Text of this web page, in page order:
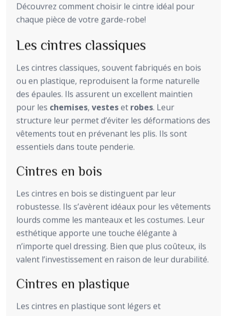
Découvrez comment choisir le cintre idéal pour
chaque pièce de votre garde-robe!
Les cintres classiques
Les cintres classiques, souvent fabriqués en bois
ou en plastique, reproduisent la forme naturelle
des épaules. Ils assurent un excellent maintien
pour les chemises, vesteset robes. Leur
structure leur permet d’éviter les déformations des
vêtements tout en prévenant les plis. Ils sont
essentiels dans toute penderie.
Cintres en bois
Les cintres en bois se distinguent par leur
robustesse. Ils s’avèrent idéaux pour les vêtements
lourds comme les manteaux et les costumes. Leur
esthétique apporte une touche élégante à
n’importe quel dressing. Bien que plus coûteux, ils
valent l’investissement en raison de leur durabilité.
Cintres en plastique
Les cintres en plastique sont légers et